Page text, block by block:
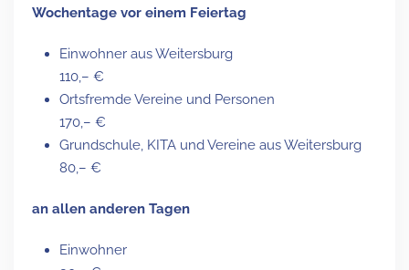
Wochentage vor einem Feiertag
Einwohner aus Weitersburg
110,– €
Ortsfremde Vereine und Personen
170,– €
Grundschule, KITA und Vereine aus Weitersburg
80,– €
an allen anderen Tagen
Einwohner